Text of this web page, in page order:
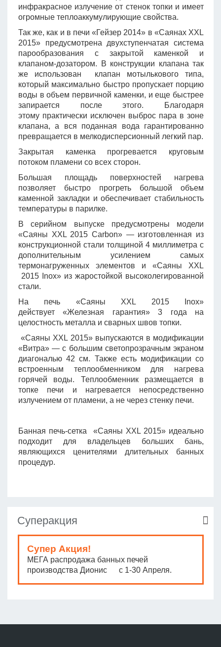
инфракрасное излучение от стенок топки и имеет
огромные теплоаккумулирующие свойства.
Так же, как и в печи «Гейзер 2014» в «Саянах XXL
2015» предусмотрена двухступенчатая система
парообразования с закрытой каменкой и
клапаном-дозатором. В конструкции клапана так
же использован клапан мотылькового типа,
который максимально быстро пропускает порцию
воды в объем первичной каменки, и еще быстрее
запирается после этого. Благодаря
этому практически исключен выброс пара в зоне
клапана, а вся поданная вода гарантированно
превращается в мелкодисперсионный легкий пар.
Закрытая каменка прогревается круговым
потоком пламени со всех сторон.
Большая площадь поверхностей нагрева
позволяет быстро прогреть большой объем
каменной закладки и обеспечивает стабильность
температуры в парилке.
В серийном выпуске предусмотрены модели
«Саяны XXL 2015 Carbon» — изготовленная из
конструкционной стали толщиной 4 миллиметра с
дополнительным усилением самых
термонагруженных элементов и «Саяны XXL
2015 Inox» из жаростойкой высоколегированной
стали.
На печь «Саяны XXL 2015 Inox»
действует «Железная гарантия» 3 года на
целостность металла и сварных швов топки.
«Саяны XXL 2015» выпускаются в модификации
«Витра» — с большим светопрозрачным экраном
диагональю 42 см. Также есть модификации со
встроенным теплообменником для нагрева
горячей воды. Теплообменник размещается в
топке печи и нагревается непосредственно
излучением от пламени, а не через стенку печи.
Банная печь-сетка «Саяны XXL 2015» идеально
подходит для владельцев больших бань,
являющихся ценителями длительных банных
процедур.
Суперакция
Супер Акция!
МЕГА распродажа банных печей
производства Дионис с 1-30 Апреля.